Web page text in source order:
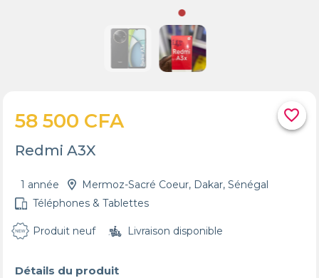
favorite_border
58 500 CFA
Redmi A3X
1 année
Mermoz-Sacré Coeur, Dakar, Sénégal
Téléphones & Tablettes
Produit neuf Livraison disponible
Détails du produit